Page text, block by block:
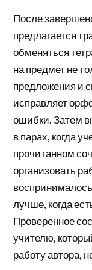
После
предлагается
обменяться
на предмет не
предложения и
исправляет
ошибки. Затем
в парах, когда
прочитанном
организовать
лучше, когда
Проверенное
учителю,
работу автора,